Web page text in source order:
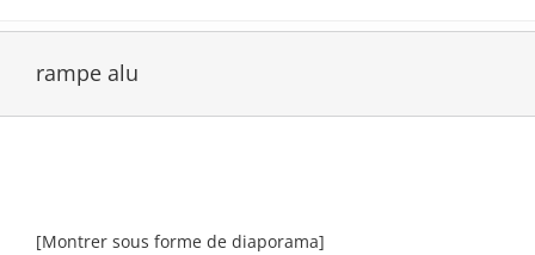
rampe alu
[Montrer sous forme de diaporama]